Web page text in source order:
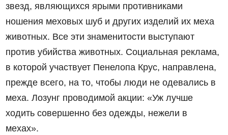
звезд, являющихся ярыми противниками
ношения меховых шуб и других изделий их меха
животных. Все эти знаменитости выступают
против убийства животных. Социальная реклама,
в которой участвует Пенелопа Крус, направлена,
прежде всего, на то, чтобы люди не одевались в
меха. Лозунг проводимой акции: «Уж лучше
ходить совершенно без одежды, нежели в
мехах».